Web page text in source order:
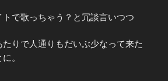
トで歌っちゃう？と冗談言いつつ
りで人通りもだいぶ少なって来た
。